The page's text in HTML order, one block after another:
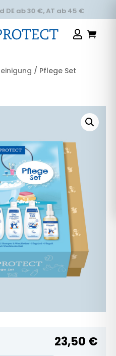
DE ab 30 €, AT ab 45 €
/ Pflege Set
23,50 €